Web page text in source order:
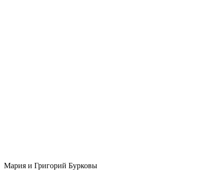
Мария и Григорий Бурковы